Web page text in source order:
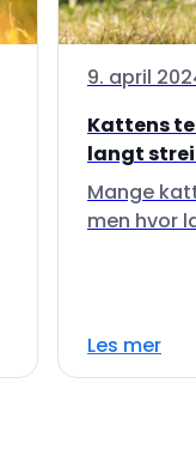
9. april
Kattens
langt
Mange
men hvor
Les mer